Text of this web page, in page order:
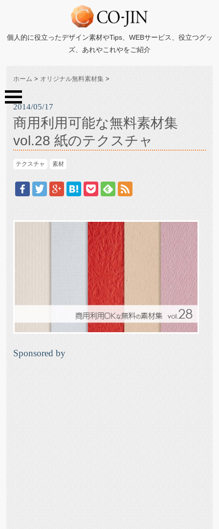
個人的に役立ったデザイン素材やTips、WEBサービス、役立つグッ
ズ、あれやこれやをご紹介
ホーム > オリジナル無料素材集 >
2014/05/17
商用利用可能な無料素材集
vol.28 紙のテクスチャ
テクスチャ 素材
Sponsored by